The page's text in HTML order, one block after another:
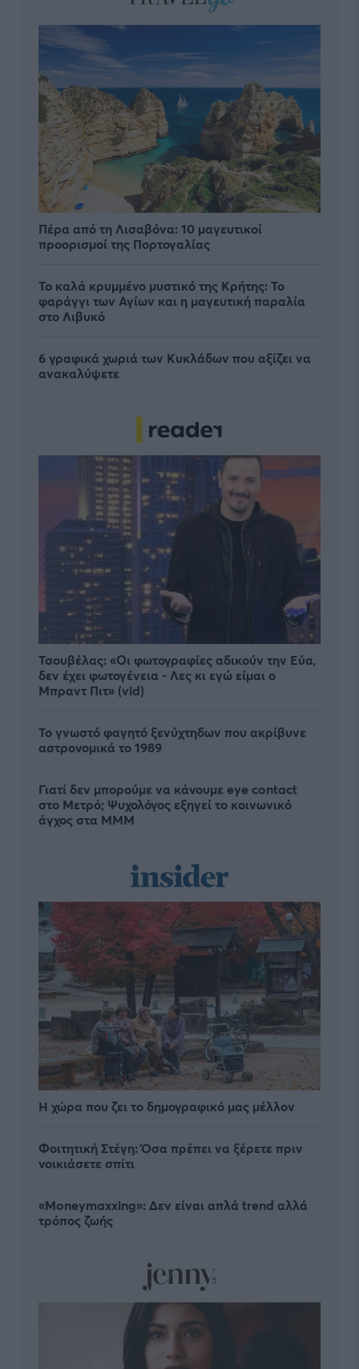
Πέρα από τη Λισαβόνα: 10 μαγευτικοί
προορισμοί της Πορτογαλίας
Το καλά κρυμμένο μυστικό της Κρήτης: Το
φαράγγι των Αγίων και η μαγευτική παραλία
στο Λιβυκό
6 γραφικά χωριά των Κυκλάδων που αξίζει να
ανακαλύψετε
Τσουβέλας: «Οι φωτογραφίες αδικούν την Εύα,
δεν έχει φωτογένεια - Λες κι εγώ είμαι ο
Μπραντ Πιτ» (vid)
Το γνωστό φαγητό ξενύχτηδων που ακρίβυνε
αστρονομικά το 1989
Γιατί δεν μπορούμε να κάνουμε eye contact
στο Μετρό; Ψυχολόγος εξηγεί το κοινωνικό
άγχος στα ΜΜΜ
Η χώρα που ζει το δημογραφικό μας μέλλον
Φοιτητική Στέγη: Όσα πρέπει να ξέρετε πριν
νοικιάσετε σπίτι
«Moneymaxxing»: Δεν είναι απλά trend αλλά
τρόπος ζωής